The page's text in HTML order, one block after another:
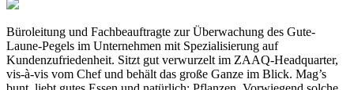
Büroleitung und Fachbeauftragte zur Überwachung des Gute-
Laune-Pegels im Unternehmen mit Spezialisierung auf
Kundenzufriedenheit. Sitzt gut verwurzelt im ZAAQ-Headquarter,
vis-à-vis vom Chef und behält das große Ganze im Blick. Mag’s